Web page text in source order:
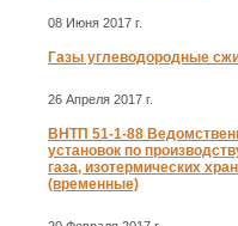
08 Июня 2017 г.
Газы углеводородные
26 Апреля 2017 г.
ВНТП 51-1-88
установок по
газа, изотермических
(временные)